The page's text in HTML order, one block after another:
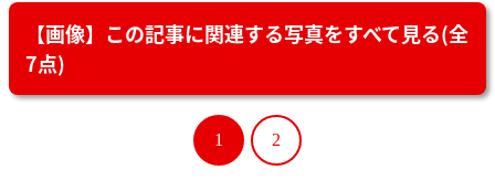
【画像】この記事に関連する写真をすべて見る(全
7点)
1 2